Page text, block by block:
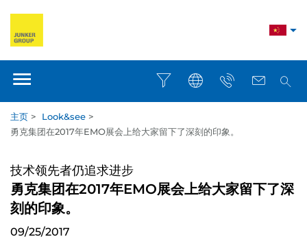
主页 > Look&see >
勇克集团在2017年EMO展会上给大家留下了深刻的印象。
技术领先者仍追求进步
勇克集团在2017年EMO展会上给大家留下了深
刻的印象。
09/25/2017